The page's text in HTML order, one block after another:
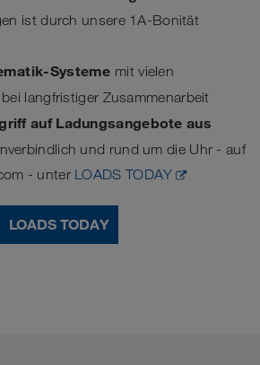
ist durch unsere 1A-Bonität
Systeme mit vielen
langfristiger Zusammenarbeit
auf Ladungsangebote aus
und rund um die Uhr - auf
- unter LOADS TODAY
LOADS TODAY